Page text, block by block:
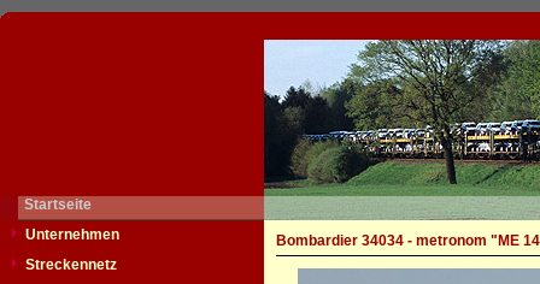
Startseite
Unternehmen
Streckennetz
Bombardier 34034 - metronom "ME